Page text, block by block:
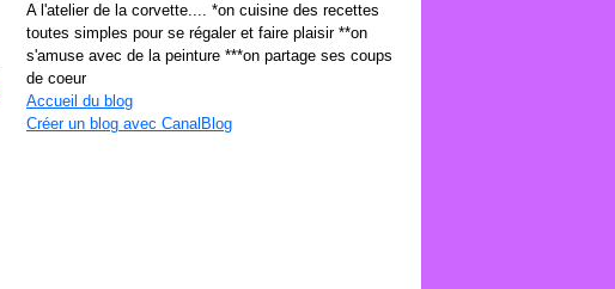
A l'atelier de la corvette.... *on cuisine des recettes
toutes simples pour se régaler et faire plaisir **on
s'amuse avec de la peinture ***on partage ses coups
de coeur
Accueil du blog
Créer un blog avec CanalBlog